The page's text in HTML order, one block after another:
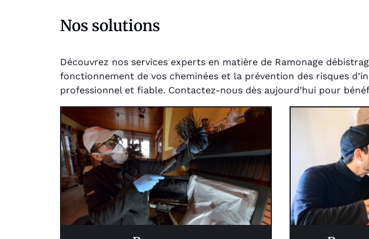
Nos solutions
Découvrez nos services experts en matière de Ramonage
fonctionnement de vos cheminées et la prévention des risques
professionnel et fiable. Contactez-nous dès aujourd’hui pour